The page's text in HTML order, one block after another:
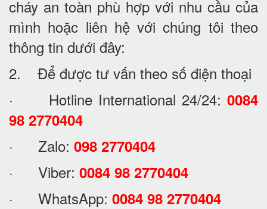
cháy an toàn phù hợp với nhu cầu của
mình hoặc liên hệ với chúng tôi theo
thông tin dưới đây:
2. Để được tư vấn theo số điện thoại
· Hotline International 24/24: 0084
98 2770404
· Zalo: 098 2770404
· Viber: 0084 98 2770404
· WhatsApp: 0084 98 2770404